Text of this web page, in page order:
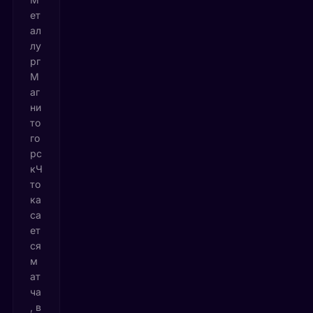
ет
ал
лу
рг
М
аг
ни
то
го
рс
кЧ
то
ка
са
ет
ся
м
ат
ча
, в